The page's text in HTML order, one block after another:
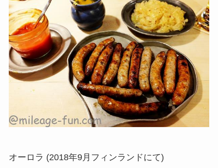
オーロラ (2018年9月フィンランドにて)